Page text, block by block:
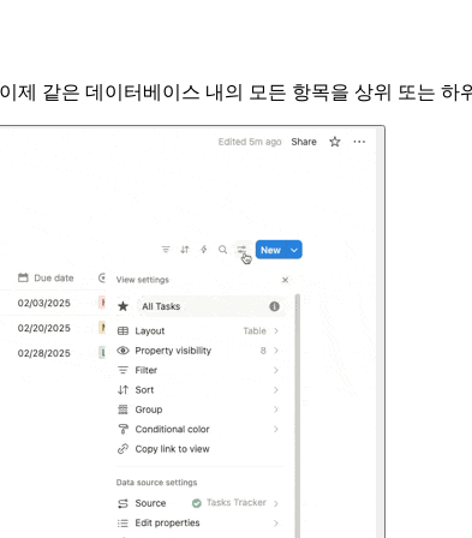
제 같은 데이터베이스 내의 모든 항목을 상위 또는 하